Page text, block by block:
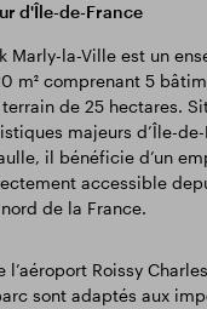
d'Île-de-France
Marly-la-Ville est un
m² comprenant 5
de 25 hectares.
majeurs d’Île-
il bénéficie d’un
accessible
de la France.
l’aéroport Roissy
sont adaptés aux